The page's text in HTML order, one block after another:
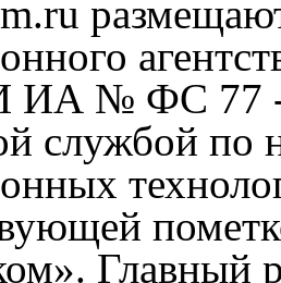
№ ФС 77 -
службой по
Главный